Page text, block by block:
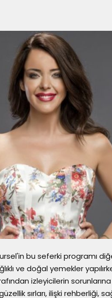
bu seferki programı
ve doğal yemekler
izleyicilerin
sırları, ilişki rehberliği,